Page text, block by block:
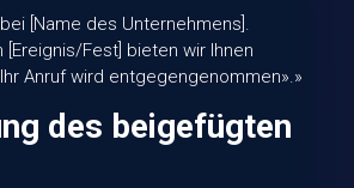
[Name des Unternehmens].
[Ereignis/Fest] bieten wir Ihnen
Anruf wird entgegengenommen».»
des beigefügten